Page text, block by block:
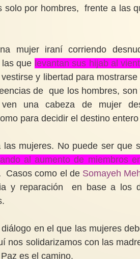
solo por hombres, frente a las
mujer iraní corriendo
que levantan sus hijab al
y libertad para
de que los hombres,
una cabeza de mujer
para decidir el destino
las mujeres. No puede ser que
al aumento de miembros
Casos como el de Somayeh
y reparación en base a los
en el que las mujeres
nos solidarizamos con las
es el camino.